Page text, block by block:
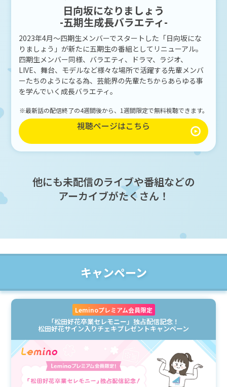
日向坂になりましょう
-五期生成長バラエティ-
2023年4月～四期生メンバーでスタートした「日向坂にな
りましょう」が新たに五期生の番組としてリニューアル。
四期生メンバー同様、バラエティ、ドラマ、ラジオ、
LIVE、舞台、モデルなど様々な場所で活躍する先輩メンバ
ーたちのようになる為、芸能界の先輩たちからあらゆる事
を学んでいく成長バラエティ。
※最新話の配信終了の4週間後から、1週間限定で無料視聴できます。
視聴ページはこちら
他にも未配信のライブや番組などの
アーカイブがたくさん！
キャンペーン
Leminoプレミアム会員限定
「松田好花卒業セレモニー」独占配信記念！
松田好花サイン入りチェキプレゼントキャンペーン